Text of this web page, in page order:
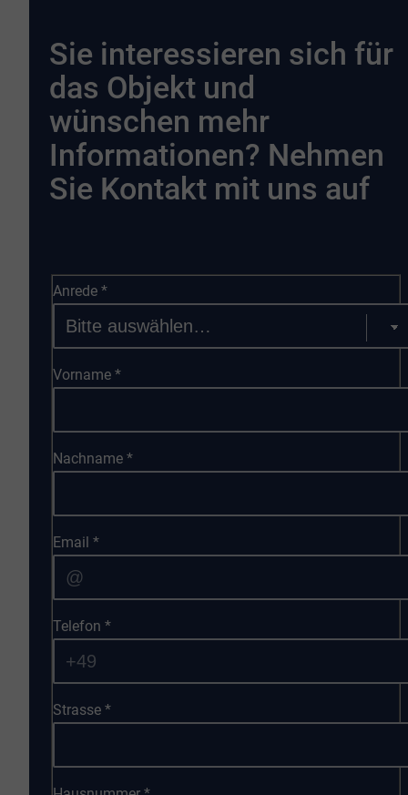
Sie interessieren sich für
das Objekt und
wünschen mehr
Informationen? Nehmen
Sie Kontakt mit uns auf
Anrede*
Vorname*
Nachname*
Email*
Telefon*
Strasse*